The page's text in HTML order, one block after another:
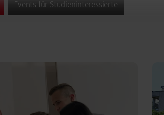
Events für Studieninteressierte